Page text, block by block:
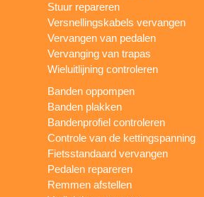
Stuur repareren
Versnellingskabels vervangen
Vervangen van pedalen
Vervanging van trapas
Wieluitlijning controleren
Banden oppompen
Banden plakken
Bandenprofiel controleren
Controle van de kettingspanning
Fietsstandaard vervangen
Pedalen repareren
Remmen afstellen